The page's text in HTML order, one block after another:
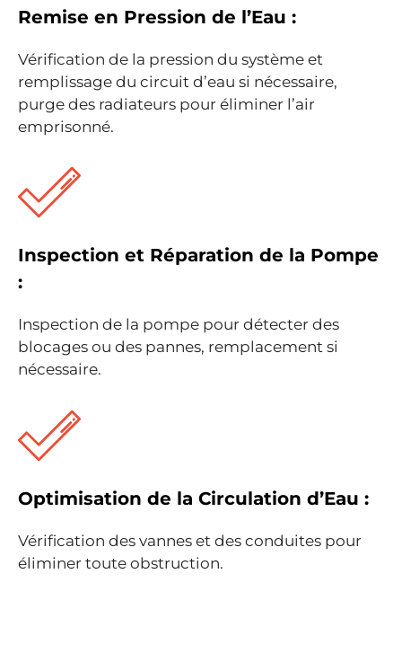
Remise en Pression de l’Eau :
Vérification de la pression du système et
remplissage du circuit d’eau si nécessaire,
purge des radiateurs pour éliminer l’air
emprisonné.
Inspection et Réparation de la Pompe
:
Inspection de la pompe pour détecter des
blocages ou des pannes, remplacement si
nécessaire.
Optimisation de la Circulation d’Eau :
Vérification des vannes et des conduites pour
éliminer toute obstruction.